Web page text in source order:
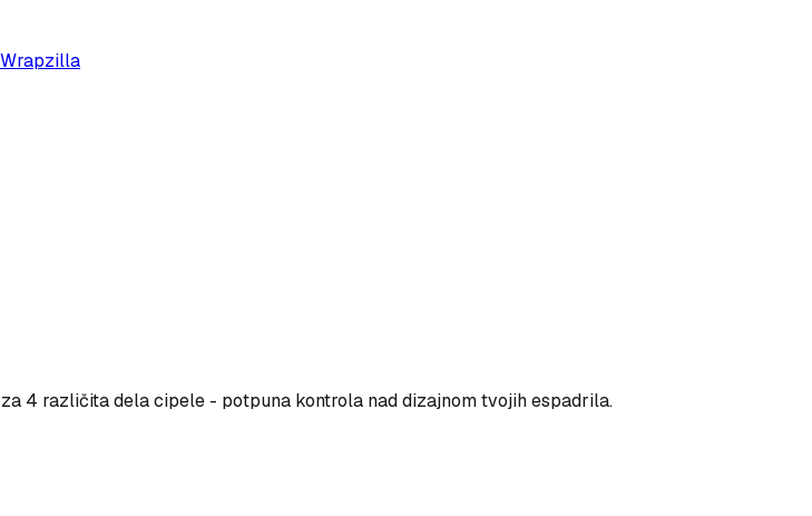
Wrapzilla
4 različita dela cipele - potpuna kontrola nad dizajnom tvojih espadrila.